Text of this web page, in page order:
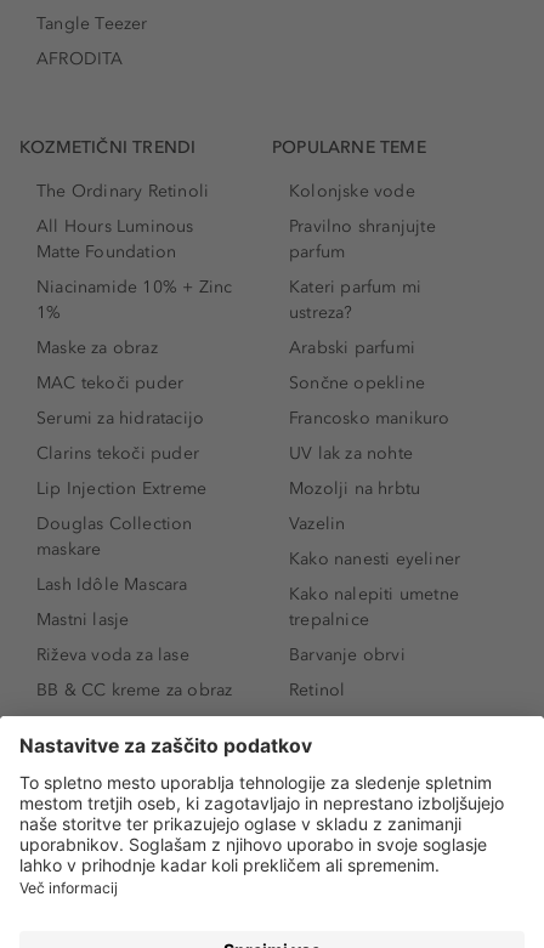
Tangle Teezer
AFRODITA
KOZMETIČNI TRENDI
The Ordinary Retinoli
All Hours Luminous
Matte Foundation
Niacinamide 10% + Zinc
1%
Maske za obraz
MAC tekoči puder
Serumi za hidratacijo
Clarins tekoči puder
Lip Injection Extreme
Douglas Collection
maskare
Lash Idôle Mascara
Mastni lasje
Riževa voda za lase
BB & CC kreme za obraz
SPF 30
Senčila za oči
Tekoči puder
Ličenje povešenih vek
Kako povečati oči
POPULARNE TEME
Kolonjske vode
Pravilno shranjujte
parfum
Kateri parfum mi
ustreza?
Arabski parfumi
Sončne opekline
Francosko manikuro
UV lak za nohte
Mozolji na hrbtu
Vazelin
Kako nanesti eyeliner
Kako nalepiti umetne
trepalnice
Barvanje obrvi
Retinol
Niacinamid
Rozacea
Salicilna kislina